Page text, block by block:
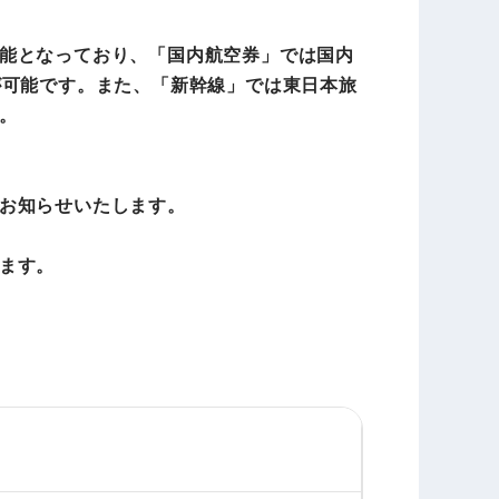
となっており、「国内航空券」では国内
能です。また、「新幹線」では東日本旅
知らせいたします。
す。